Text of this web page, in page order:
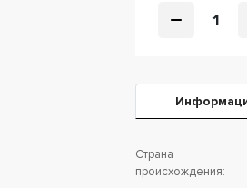
1
Страна
происхождения: